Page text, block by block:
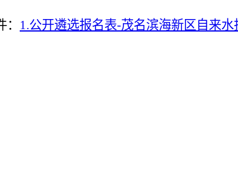
： 1.公开遴选报名表-茂名滨海新区自来